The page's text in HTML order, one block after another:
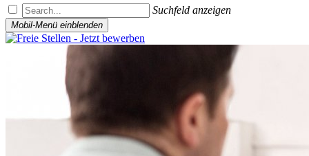
Suchfeld anzeigen
Mobil-Menü einblenden